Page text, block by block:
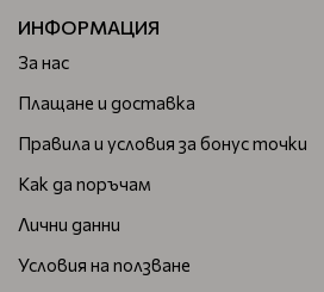
ИНФОРМАЦИЯ
За нас
Плащане и доставка
Правила и условия за бонус точки
Как да поръчам
Лични данни
Условия на ползване